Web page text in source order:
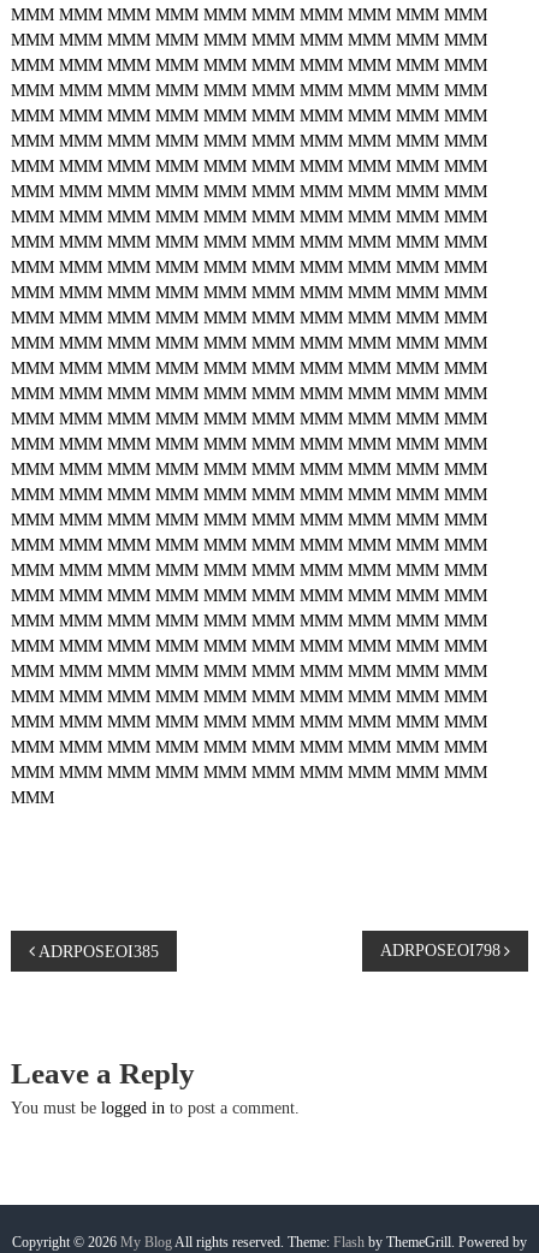
MMM MMM MMM MMM MMM MMM MMM MMM MMM MMM
MMM MMM MMM MMM MMM MMM MMM MMM MMM MMM
MMM MMM MMM MMM MMM MMM MMM MMM MMM MMM
MMM MMM MMM MMM MMM MMM MMM MMM MMM MMM
MMM MMM MMM MMM MMM MMM MMM MMM MMM MMM
MMM MMM MMM MMM MMM MMM MMM MMM MMM MMM
MMM MMM MMM MMM MMM MMM MMM MMM MMM MMM
MMM MMM MMM MMM MMM MMM MMM MMM MMM MMM
MMM MMM MMM MMM MMM MMM MMM MMM MMM MMM
MMM MMM MMM MMM MMM MMM MMM MMM MMM MMM
MMM MMM MMM MMM MMM MMM MMM MMM MMM MMM
MMM MMM MMM MMM MMM MMM MMM MMM MMM MMM
MMM MMM MMM MMM MMM MMM MMM MMM MMM MMM
MMM MMM MMM MMM MMM MMM MMM MMM MMM MMM
MMM MMM MMM MMM MMM MMM MMM MMM MMM MMM
MMM MMM MMM MMM MMM MMM MMM MMM MMM MMM
MMM MMM MMM MMM MMM MMM MMM MMM MMM MMM
MMM MMM MMM MMM MMM MMM MMM MMM MMM MMM
MMM MMM MMM MMM MMM MMM MMM MMM MMM MMM
MMM MMM MMM MMM MMM MMM MMM MMM MMM MMM
MMM MMM MMM MMM MMM MMM MMM MMM MMM MMM
MMM MMM MMM MMM MMM MMM MMM MMM MMM MMM
MMM MMM MMM MMM MMM MMM MMM MMM MMM MMM
MMM MMM MMM MMM MMM MMM MMM MMM MMM MMM
MMM MMM MMM MMM MMM MMM MMM MMM MMM MMM
MMM MMM MMM MMM MMM MMM MMM MMM MMM MMM
MMM MMM MMM MMM MMM MMM MMM MMM MMM MMM
MMM MMM MMM MMM MMM MMM MMM MMM MMM MMM
MMM MMM MMM MMM MMM MMM MMM MMM MMM MMM
MMM MMM MMM MMM MMM MMM MMM MMM MMM MMM
MMM MMM MMM MMM MMM MMM MMM MMM MMM MMM
MMM
P
s
t
a
ADRPOSEOI385 ADRPOSEOI798
Leave a Reply
You must be logged into post a comment.
Copyright © 2026 My BlogAll rights reserved. Theme: Flash by ThemeGrill. Powered by